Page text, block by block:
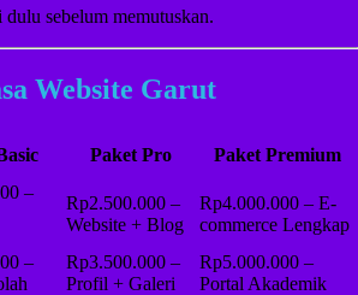
sebelum memutuskan.
Website Garut
Paket Pro
Paket Premium
–
Rp2.500.000 –
Website + Blog
Rp4.000.000 – E-
commerce Lengkap
–
Rp3.500.000 –
Profil + Galeri
Rp5.000.000 –
Portal Akademik